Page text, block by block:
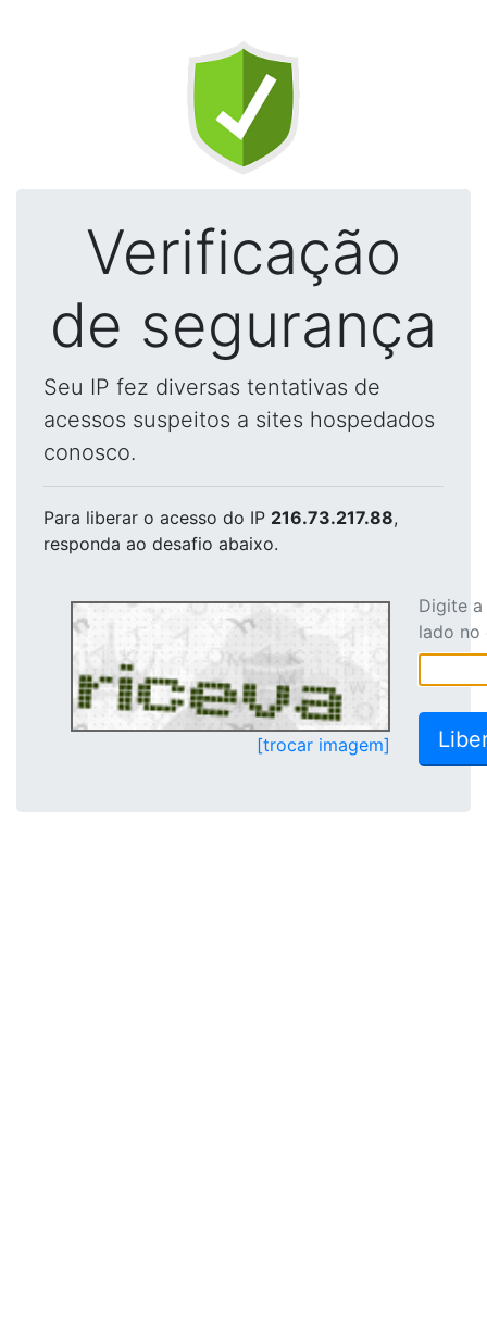
Verificação
de segurança
Seu IP fez diversas tentativas de
acessos suspeitos a sites hospedados
conosco.
Para liberar o acesso do IP 216.73.217.88,
responda ao desafio abaixo.
[trocar imagem]
Digite
lado no